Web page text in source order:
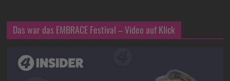
Das war das EMBRACE Festival – Video auf Klick